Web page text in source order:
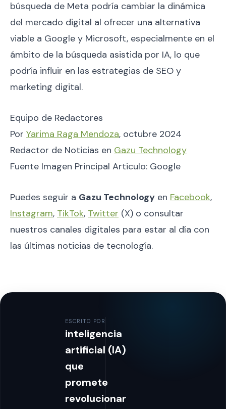
búsqueda de Meta podría cambiar la dinámica
del mercado digital al ofrecer una alternativa
viable a Google y Microsoft, especialmente en el
ámbito de la búsqueda asistida por IA, lo que
podría influir en las estrategias de SEO y
marketing digital.
Equipo de Redactores
Por Yarima Raga Mendoza, octubre 2024
Redactor de Noticias en Gazu Technology
Fuente Imagen Principal Articulo: Google
Puedes seguir a Gazu Technology en Facebook,
Instagram, TikTok, Twitter (X) o consultar
nuestros canales digitales para estar al día con
las últimas noticias de tecnología.
ESCRITO POR
inteligencia
artificial (IA)
que
promete
revolucionar